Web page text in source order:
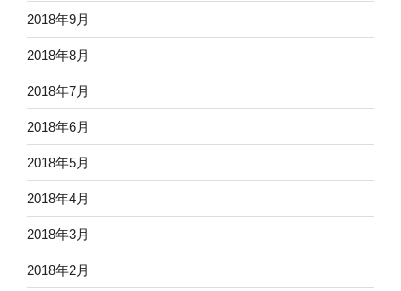
2018年9月
2018年8月
2018年7月
2018年6月
2018年5月
2018年4月
2018年3月
2018年2月